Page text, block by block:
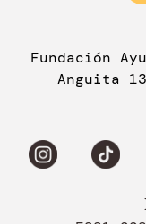
Fundación
Anguita